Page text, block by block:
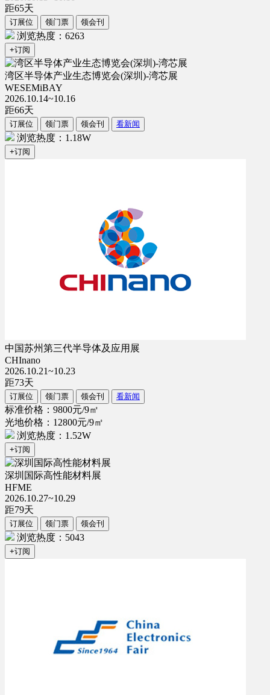
距65天
订展位 领门票 领会刊
浏览热度：6263
+订阅
湾区半导体产业生态博览会(深圳)-湾芯展
WESEMiBAY
2026.10.14~10.16
距66天
订展位 领门票 领会刊 看新闻
浏览热度：1.18W
+订阅
中国苏州第三代半导体及应用展
CHInano
2026.10.21~10.23
距73天
订展位 领门票 领会刊 看新闻
标准价格：9800元/9㎡
光地价格：12800元/9㎡
浏览热度：1.52W
+订阅
深圳国际高性能材料展
HFME
2026.10.27~10.29
距79天
订展位 领门票 领会刊
浏览热度：5043
+订阅